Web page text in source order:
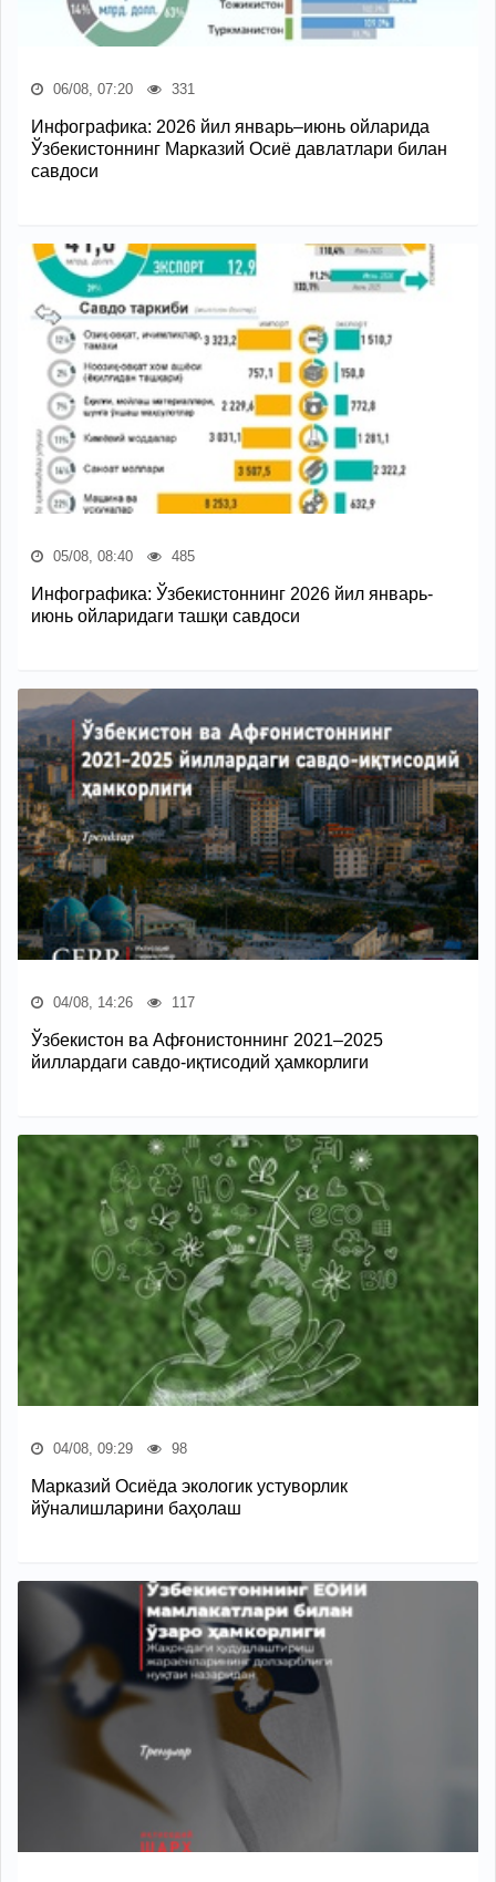
06/08, 07:20 331
Инфографика: 2026 йил январь–июнь ойларида
Ўзбекистоннинг Марказий Осиё давлатлари билан
савдоси
05/08, 08:40 485
Инфографика: Ўзбекистоннинг 2026 йил январь-
июнь ойларидаги ташқи савдоси
04/08, 14:26 117
Ўзбекистон ва Афғонистоннинг 2021–2025
йиллардаги савдо-иқтисодий ҳамкорлиги
04/08, 09:29 98
Марказий Осиёда экологик устуворлик
йўналишларини баҳолаш